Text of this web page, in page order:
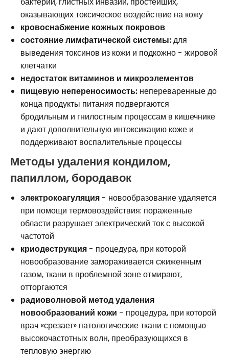
оказывающих токсическое воздействие на кожу
кровоснабжение кожных покровов
состояние лимфатической системы:для
выведения токсинов из кожи и подкожно - жировой
клетчатки
недостаток витаминов и микроэлементов
пищевую непереносимость: непереваренные до
конца продукты питания подвергаются
бродильным и гнилостным процессам в кишечнике
и дают дополнительную интоксикацию коже и
поддерживают воспалительные процессы
Методы удаления кондилом,
папиллом, бородавок
электрокоагуляция - новообразование удаляется
при помощи термовоздействия: пораженные
области разрушает электрический ток с высокой
частотой
криодеструкция - процедура, при которой
новообразование замораживается сжиженным
газом, ткани в проблемной зоне отмирают,
отторгаются
радиоволновой метод удаления
новообразований кожи - процедура, при которой
врач «срезает» патологические ткани с помощью
высокочастотных волн, преобразующихся в
тепловую энергию